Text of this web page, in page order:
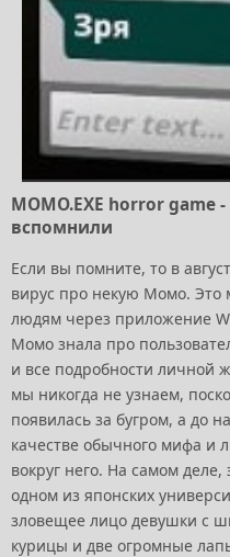
MOMO.EXE horror game
вспомнили
Если вы помните, то в
вирус про некую Момо. Это
людям через приложение
Момо знала про
и все подробности личной
мы никогда не узнаем,
появилась за бугром, а до
качестве обычного мифа и
вокруг него. На самом
одном из японских
зловещее лицо девушки с
курицы и две огромные